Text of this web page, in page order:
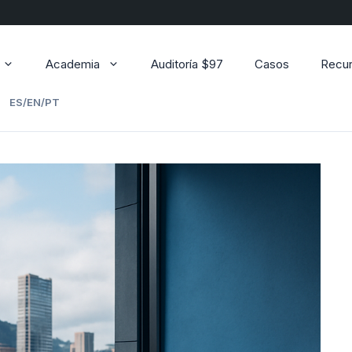
Academia Auditoría $97 Casos
ES/EN/PT